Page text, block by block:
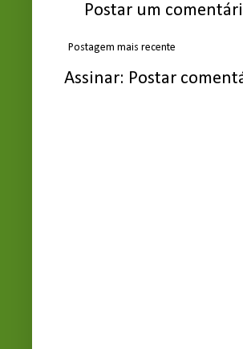
Postar um
Postagem mais recente
Assinar: Postar